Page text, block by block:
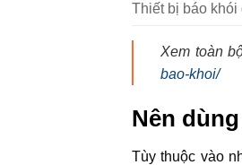
Thiết bị báo khói
Xem toàn
bao-khoi/
Nên
Tùy thuộc vào